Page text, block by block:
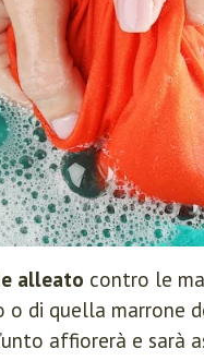
alleato contro le
di quella marrone
affiorerà e sarà